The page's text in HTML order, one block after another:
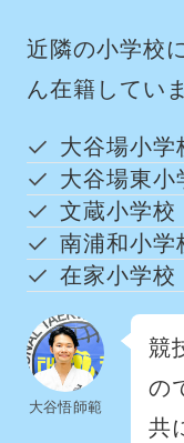
近隣の小学校
ん在籍してい
大谷場小学
大谷場東小
文蔵小学校
南浦和小学
在家小学校
大谷悟師範
競
の
共